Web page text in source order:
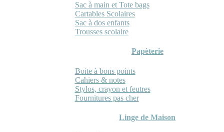
Sac à main et Tote bags
Cartables Scolaires
Sac à dos enfants
Trousses scolaire
Papèterie
Boite à bons points
Cahiers & notes
Stylos, crayon et feutres
Fournitures pas cher
Linge de Maison